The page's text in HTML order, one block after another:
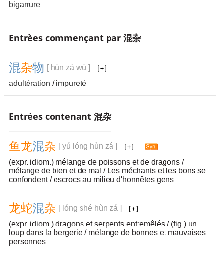
bigarrure
Entrèes commençant par 混杂
混杂物 [ hùn zá wù ]
adultération / impureté
Entrées contenant 混杂
鱼龙混杂 [ yú lóng hùn zá ]
(expr. idiom.) mélange de poissons et de dragons /
mélange de bien et de mal / Les méchants et les bons se
confondent / escrocs au milieu d'honnêtes gens
龙蛇混杂 [ lóng shé hùn zá ]
(expr. idiom.) dragons et serpents entremêlés / (fig.) un
loup dans la bergerie / mélange de bonnes et mauvaises
personnes